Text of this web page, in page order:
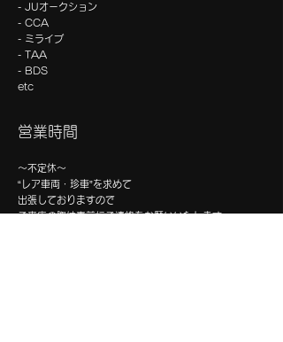
- JUオークション
- CCA
- ミライブ
- TAA
- BDS
etc
営業時間
～不定休～
“レア車両・珍車”を求めて
出張しておりますので
ご来店の際は事前にご連絡をお願いいたします。